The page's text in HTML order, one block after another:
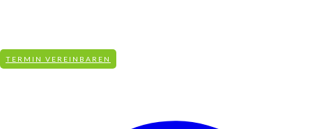
TERMIN VEREINBAREN